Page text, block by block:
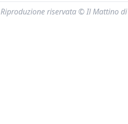
Riproduzione riservata © Il Mattino